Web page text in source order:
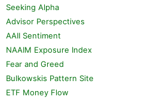
Seeking Alpha
Advisor Perspectives
AAII Sentiment
NAAIM Exposure Index
Fear and Greed
Bulkowskis Pattern Site
ETF Money Flow